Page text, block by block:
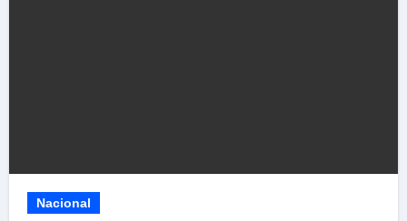
Nacional